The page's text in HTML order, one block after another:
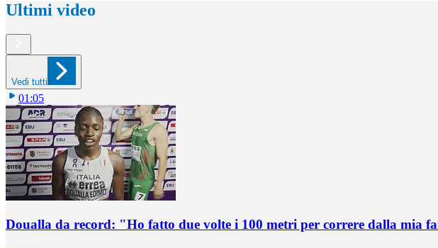
Ultimi video
Vedi tutti
01:05
Doualla da record: "Ho fatto due volte i 100 metri per correre dalla mia